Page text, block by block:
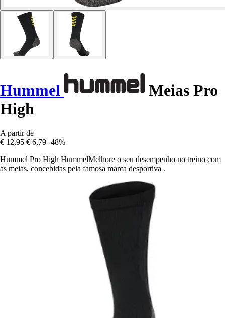
Hummel
Meias Pro
High
A partir de
€ 12,95 € 6,79 -48%
Hummel Pro High HummelMelhore o seu desempenho no treino com
as meias, concebidas pela famosa marca desportiva .